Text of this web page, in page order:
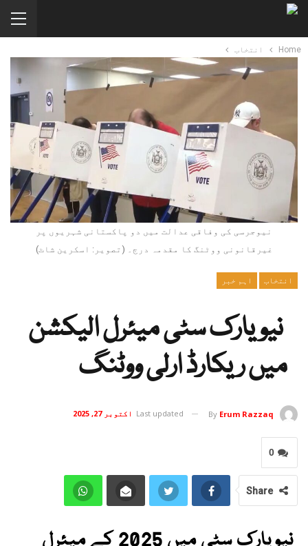
Home انتخاب
نیوجرسی کی وفاقی عدالت میں دو پاکستانی شہریوں پر
غیرقانونی ووٹنگ کا مقدمہ درج۔ (تصویر: اسکرین شاٹ)
انتخاب اہم خبر
نیویارک سٹی میئرل الیکشن
میں ریکارڈ ارلی ووٹنگ
By Erum Razzaq
Last updated اکتوبر 27, 2025
0
Share